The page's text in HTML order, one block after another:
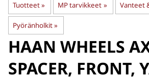
Tuotteet‪» MP tarvikkeet ‪» Vanteet
Pyöränholkit‪»
HAAN WHEELS
SPACER, FRONT,